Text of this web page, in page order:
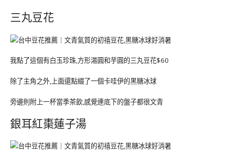
三丸豆花
我點了這個有白玉珍珠,方形湯圓和芋圓的三丸豆花$60
除了主角之外,上面還點綴了一個卡哇伊的黑糖冰球
旁邊則附上一杯當季茶飲,感覺連底下的盤子都很文青
銀耳紅棗蓮子湯